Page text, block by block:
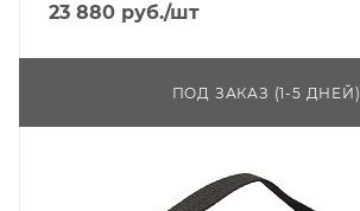
23 880 руб./шт
ПОД ЗАКАЗ (1-5 ДНЕЙ)